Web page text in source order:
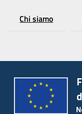
Chi siamo